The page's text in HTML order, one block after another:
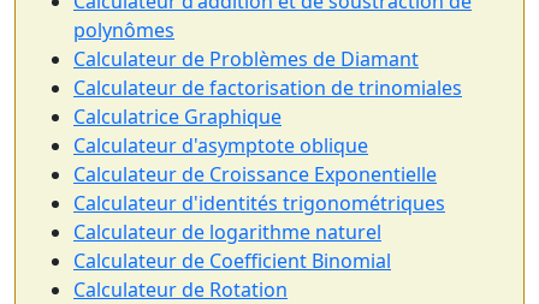
polynômes
Calculateur de Problèmes de Diamant
Calculateur de factorisation de trinomiales
Calculatrice Graphique
Calculateur d'asymptote oblique
Calculateur de Croissance Exponentielle
Calculateur d'identités trigonométriques
Calculateur de logarithme naturel
Calculateur de Coefficient Binomial
Calculateur de Rotation